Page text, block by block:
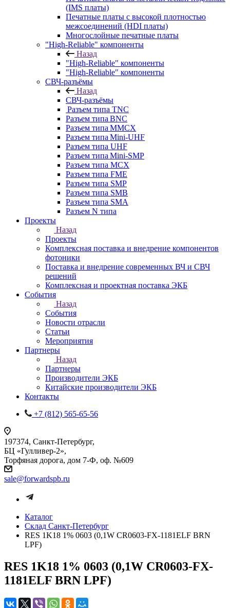
(IMS платы)
Печатные платы с высокой плотностью
межсоединений (HDI платы)
Многослойные печатные платы
"High-Reliable" компоненты
Назад
"High-Reliable" компоненты
"High-Reliable" компоненты
СВЧ-разъёмы
Назад
СВЧ-разъёмы
Разъем типа TNC
Разъем типа BNC
Разъем типа MMCX
Разъем типа Mini-UHF
Разъем типа UHF
Разъем типа Mini-SMP
Разъем типа MCX
Разъем типа FME
Разъем типа SMP
Разъем типа SMB
Разъем типа SMA
Разъем N типа
Проекты
Назад
Проекты
Комплексная поставка и внедрение компонентов
фотоники
Поставка и внедрение современных ВЧ и СВЧ
решений
Комплексная и проектная поставка ЭКБ
События
Назад
События
Новости отрасли
Статьи
Мероприятия
Партнеры
Назад
Партнеры
Производители ЭКБ
Китайские производители ЭКБ
Контакты
+7 (812) 565-65-56
197374, Санкт-Петербург,
БЦ «Гулливер-2»,
Торфяная дорога, дом 7-Ф, оф. №609
sale@forwardspb.ru
Каталог
Cклад Санкт-Петербург
RES 1K18 1% 0603 (0,1W CR0603-FX-1181ELF BRN
LPF)
RES 1K18 1% 0603 (0,1W CR0603-FX-
1181ELF BRN LPF)